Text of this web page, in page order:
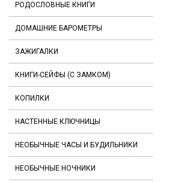
РОДОСЛОВНЫЕ КНИГИ
ДОМАШНИЕ БАРОМЕТРЫ
ЗАЖИГАЛКИ
КНИГИ-СЕЙФЫ (С ЗАМКОМ)
КОПИЛКИ
НАСТЕННЫЕ КЛЮЧНИЦЫ
НЕОБЫЧНЫЕ ЧАСЫ И БУДИЛЬНИКИ
НЕОБЫЧНЫЕ НОЧНИКИ